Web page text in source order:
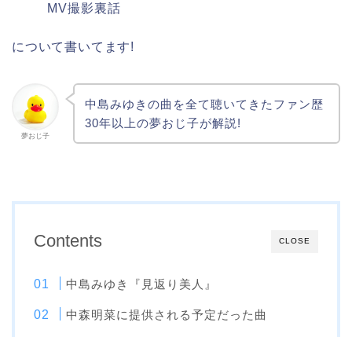
MV撮影裏話
について書いてます!
夢おじ子
中島みゆきの曲を全て聴いてきたファン歴
30年以上の夢おじ子が解説!
CLOSE
Contents
中島みゆき『見返り美人』
中森明菜に提供される予定だった曲